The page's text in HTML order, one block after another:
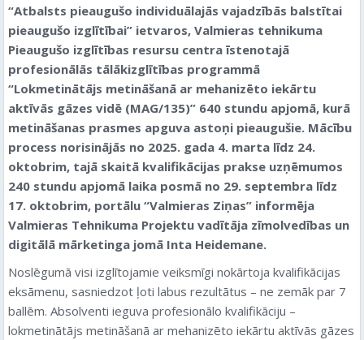
“Atbalsts pieaugušo individuālajās vajadzībās balstītai
pieaugušo izglītībai” ietvaros, Valmieras tehnikuma
Pieaugušo izglītības resursu centra īstenotajā
profesionālās tālākizglītības programmā
“Lokmetinātājs metināšanā ar mehanizēto iekārtu
aktīvās gāzes vidē (MAG/135)” 640 stundu apjomā, kurā
metināšanas prasmes apguva astoņi pieaugušie. Mācību
process norisinājās no 2025. gada 4. marta līdz 24.
oktobrim, tajā skaitā kvalifikācijas prakse uzņēmumos
240 stundu apjomā laika posmā no 29. septembra līdz
17. oktobrim, portālu “Valmieras Ziņas” informēja
Valmieras Tehnikuma Projektu vadītāja zīmolvedības un
digitālā mārketinga jomā Inta Heidemane.
Noslēgumā visi izglītojamie veiksmīgi nokārtoja kvalifikācijas
eksāmenu, sasniedzot ļoti labus rezultātus – ne zemāk par 7
ballēm. Absolventi ieguva profesionālo kvalifikāciju –
lokmetinātājs metināšanā ar mehanizēto iekārtu aktīvās gāzes